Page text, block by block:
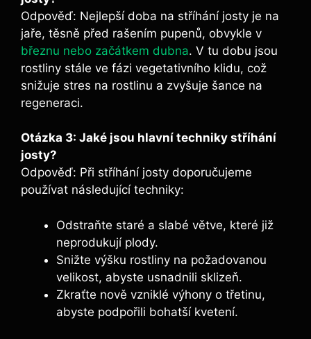
Odpověď: Nejlepší doba na stříhání josty je na
jaře, těsně před rašením⁣ pupenů, obvykle v
březnu nebo začátkem dubna. V ‍tu dobu jsou
rostliny stále ve fázi vegetativního klidu, ⁢což
snižuje stres na ​rostlinu a zvyšuje šance na⁣
regeneraci.
Otázka 3: Jaké jsou hlavní techniky stříhání
josty?
Odpověď: ‌Při stříhání josty doporučujeme⁤
používat následující techniky:
Odstraňte staré a slabé větve,‌ které⁢ již
neprodukují plody.⁣
Snižte výšku rostliny na ⁣požadovanou
velikost, abyste usnadnili sklizeň. ​
Zkraťte ⁤nově vzniklé výhony o‍ třetinu,
⁤abyste​ podpořili bohatší kvetení.